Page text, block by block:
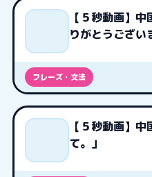
【５秒動画】
りがとうござい
フレーズ・文法
【５秒動画】
て。」